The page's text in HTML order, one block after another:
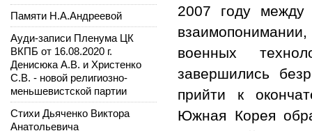
2007 году
военных
завершились
прийти к
Южная Корея
Памяти Н.А.Андреевой
Ауди-записи Пленума ЦК
ВКПБ от 16.08.2020 г.
Денисюка А.В. и Христенко
С.В. - новой религиозно-
меньшевистской партии
Стихи Дьяченко Виктора
Анатольевича